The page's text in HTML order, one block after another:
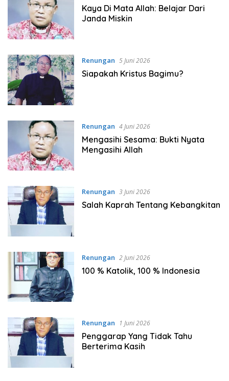
Kaya Di Mata Allah: Belajar Dari
Janda Miskin
Renungan 5 Juni 2026
Siapakah Kristus Bagimu?
Renungan 4 Juni 2026
Mengasihi Sesama: Bukti Nyata
Mengasihi Allah
Renungan 3 Juni 2026
Salah Kaprah Tentang Kebangkitan
Renungan 2 Juni 2026
100 % Katolik, 100 % Indonesia
Renungan 1 Juni 2026
Penggarap Yang Tidak Tahu
Berterima Kasih